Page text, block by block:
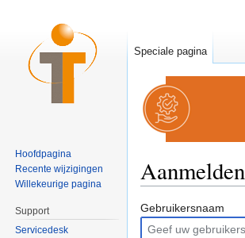
Aanmelden
Gebruikersnaam
Speciale pagina
Hoofdpagina
Recente wijzigingen
Willekeurige pagina
Support
Servicedesk